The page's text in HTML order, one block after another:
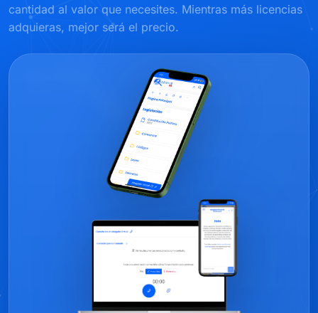
cantidad al valor que necesites. Mientras más licencias
adquieras, mejor será el precio.